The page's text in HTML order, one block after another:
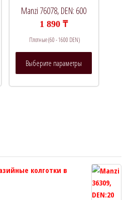
Manzi 76078, DEN: 600
1 890₸
Плотные (60 - 1600 DEN)
Выберите параметры
странице
товара.
колготки в